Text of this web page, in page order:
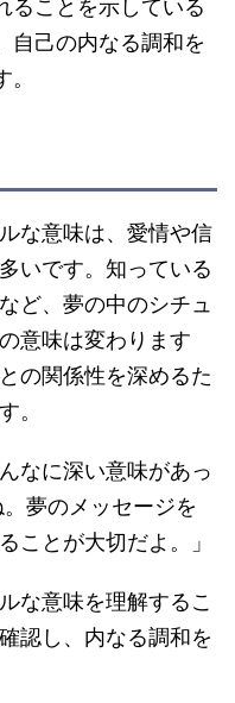
ることを示している
自己の内なる調和を
な意味は、愛情や信
いです。知っている
ど、夢の中のシチュ
意味は変わります
の関係性を深めるた
。
なに深い意味があっ
夢のメッセージを
ことが大切だよ。」
な意味を理解するこ
認し、内なる調和を